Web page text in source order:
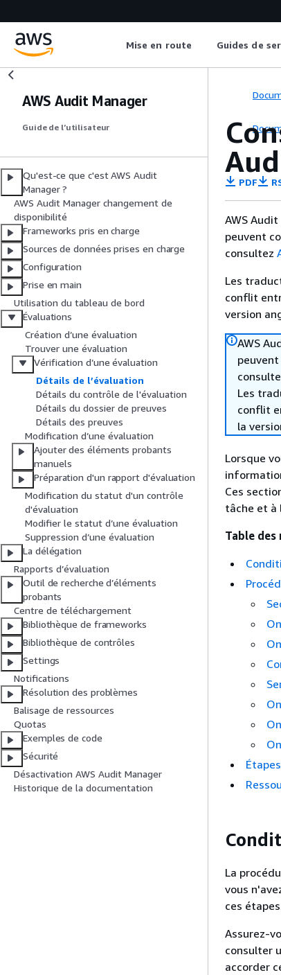
Mise en route Guides de
AWS Audit Manager
Guide de l’utilisateur
Qu'est-ce que c'est AWS Audit
Manager ?
AWS Audit Manager changement de
disponibilité
Frameworks pris en charge
Sources de données prises en charge
Configuration
Prise en main
Utilisation du tableau de bord
Évaluations
Création d’une évaluation
Trouver une évaluation
Vérification d’une évaluation
Détails de l’évaluation
Détails du contrôle de l'évaluation
Détails du dossier de preuves
Détails des preuves
Modification d’une évaluation
Ajouter des éléments probants
manuels
Préparation d'un rapport d'évaluation
Modification du statut d'un contrôle
d'évaluation
Modifier le statut d’une évaluation
Suppression d’une évaluation
La délégation
Rapports d’évaluation
Outil de recherche d’éléments
probants
Centre de téléchargement
Bibliothèque de frameworks
Bibliothèque de contrôles
Settings
Notifications
Résolution des problèmes
Balisage de ressources
Quotas
Exemples de code
Sécurité
Désactivation AWS Audit Manager
Historique de la documentation
PDF
AWS
peuvent
consultez
Les
conflit
version
AWS
Les
conflit
la
Lorsque
Ces
tâche et à
Table
La
vous
ces
Assurez-
consulter
accorder